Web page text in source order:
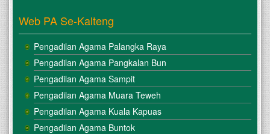
Web PA Se-Kalteng
Pengadilan Agama Palangka Raya
Pengadilan Agama Pangkalan Bun
Pengadilan Agama Sampit
Pengadilan Agama Muara Teweh
Pengadilan Agama Kuala Kapuas
Pengadilan Agama Buntok